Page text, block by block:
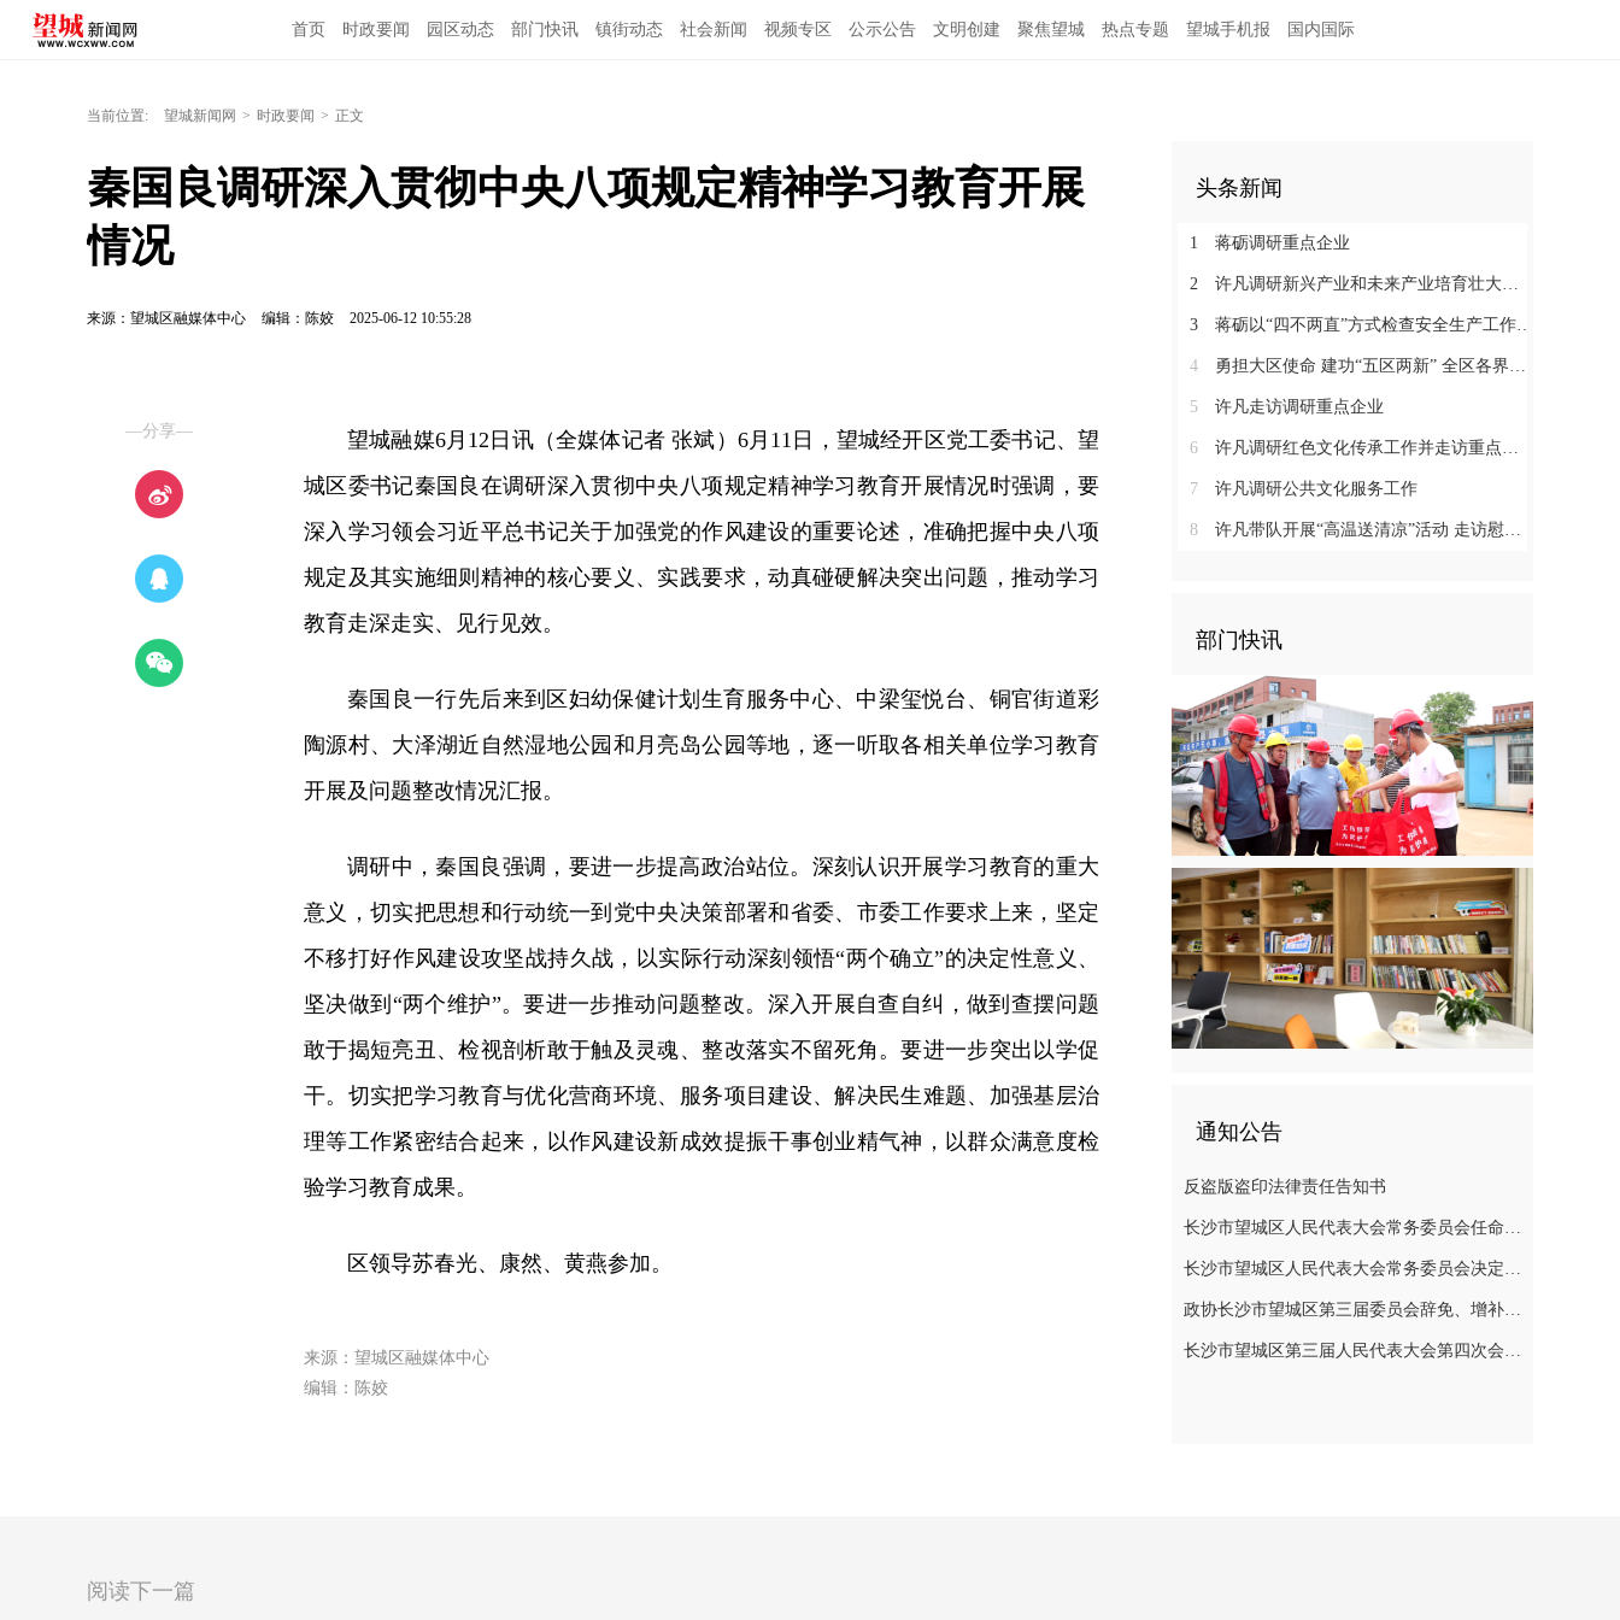
首页 时政要闻 园区动态 部门快讯 镇街动态 社会新闻 视频专区 公示公告 文明创建 聚焦望城 热点专题 望城手机报 国内国际
当前位置: 望城新闻网 > 时政要闻 > 正文
秦国良调研深入贯彻中央八项规定精神学习教育开展
情况
来源：望城区融媒体中心 编辑：陈姣 2025-06-12 10:55:28
—分享—
望城融媒6月12日讯（全媒体记者 张斌）6月11日，望城经开区党工委书记、望
城区委书记秦国良在调研深入贯彻中央八项规定精神学习教育开展情况时强调，要
深入学习领会习近平总书记关于加强党的作风建设的重要论述，准确把握中央八项
规定及其实施细则精神的核心要义、实践要求，动真碰硬解决突出问题，推动学习
教育走深走实、见行见效。
秦国良一行先后来到区妇幼保健计划生育服务中心、中梁玺悦台、铜官街道彩
陶源村、大泽湖近自然湿地公园和月亮岛公园等地，逐一听取各相关单位学习教育
开展及问题整改情况汇报。
调研中，秦国良强调，要进一步提高政治站位。深刻认识开展学习教育的重大
意义，切实把思想和行动统一到党中央决策部署和省委、市委工作要求上来，坚定
不移打好作风建设攻坚战持久战，以实际行动深刻领悟“两个确立”的决定性意义、
坚决做到“两个维护”。要进一步推动问题整改。深入开展自查自纠，做到查摆问题
敢于揭短亮丑、检视剖析敢于触及灵魂、整改落实不留死角。要进一步突出以学促
干。切实把学习教育与优化营商环境、服务项目建设、解决民生难题、加强基层治
理等工作紧密结合起来，以作风建设新成效提振干事创业精气神，以群众满意度检
验学习教育成果。
区领导苏春光、康然、黄燕参加。
来源：望城区融媒体中心
编辑：陈姣
头条新闻
1 蒋砺调研重点企业
2 许凡调研新兴产业和未来产业培育壮大工作
3 蒋砺以“四不两直”方式检查安全生产工作并慰问一线劳动者
4 勇担大区使命 建功“五区两新” 全区各界学习贯彻区党代会精神（三）
5 许凡走访调研重点企业
6 许凡调研红色文化传承工作并走访重点企业
7 许凡调研公共文化服务工作
8 许凡带队开展“高温送清凉”活动 走访慰问一线劳动者
部门快讯
通知公告
反盗版盗印法律责任告知书
长沙市望城区人民代表大会常务委员会任命名单
长沙市望城区人民代表大会常务委员会决定任免名单
政协长沙市望城区第三届委员会辞免、增补政协委员的公告
长沙市望城区第三届人民代表大会第四次会议公告
阅读下一篇